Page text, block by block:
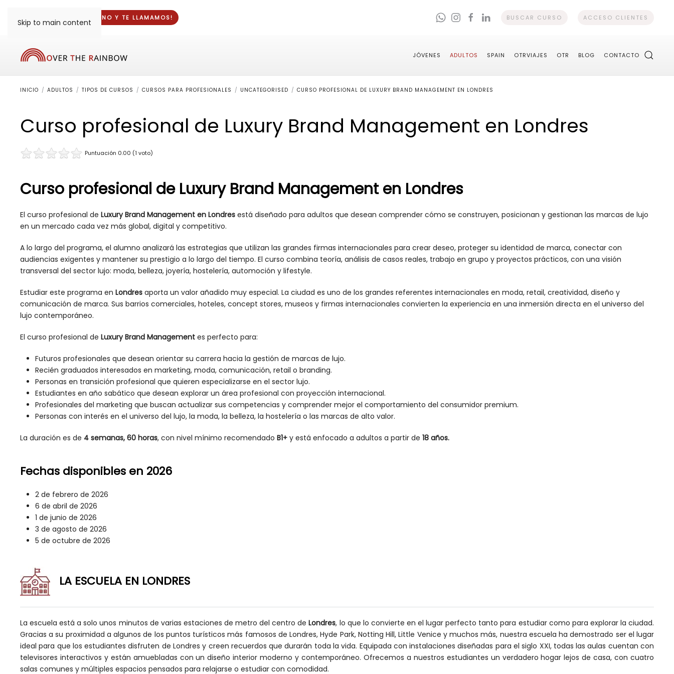
Skip to main content
¡DINOS TU TELÉFONO Y TE LLAMAMOS! BUSCAR CURSO ACCESO CLIENTES
JÓVENES ADULTOS SPAIN OTRVIAJES OTR BLOG CONTACTO
INICIO ADULTOS TIPOS DE CURSOS CURSOS PARA PROFESIONALES UNCATEGORISED CURSO PROFESIONAL DE LUXURY BRAND MANAGEMENT EN LONDRES
Curso profesional de Luxury Brand Management en Londres
Puntuación 0.00 (1 voto)
Curso profesional de Luxury Brand Management en Londres
El curso profesional de Luxury Brand Management en Londres está diseñado para adultos que desean comprender cómo se construyen, posicionan y gestionan las marcas de lujo
en un mercado cada vez más global, digital y competitivo.
A lo largo del programa, el alumno analizará las estrategias que utilizan las grandes firmas internacionales para crear deseo, proteger su identidad de marca, conectar con
audiencias exigentes y mantener su prestigio a lo largo del tiempo. El curso combina teoría, análisis de casos reales, trabajo en grupo y proyectos prácticos, con una visión
transversal del sector lujo: moda, belleza, joyería, hostelería, automoción y lifestyle.
Estudiar este programa en Londres aporta un valor añadido muy especial. La ciudad es uno de los grandes referentes internacionales en moda, retail, creatividad, diseño y
comunicación de marca. Sus barrios comerciales, hoteles, concept stores, museos y firmas internacionales convierten la experiencia en una inmersión directa en el universo del
lujo contemporáneo.
El curso profesional de Luxury Brand Management es perfecto para:
Futuros profesionales que desean orientar su carrera hacia la gestión de marcas de lujo.
Recién graduados interesados en marketing, moda, comunicación, retail o branding.
Personas en transición profesional que quieren especializarse en el sector lujo.
Estudiantes en año sabático que desean explorar un área profesional con proyección internacional.
Profesionales del marketing que buscan actualizar sus competencias y comprender mejor el comportamiento del consumidor premium.
Personas con interés en el universo del lujo, la moda, la belleza, la hostelería o las marcas de alto valor.
La duración es de 4 semanas, 60 horas, con nivel mínimo recomendado B1+ y está enfocado a adultos a partir de 18 años.
Fechas disponibles en 2026
2 de febrero de 2026
6 de abril de 2026
1 de junio de 2026
3 de agosto de 2026
5 de octubre de 2026
LA ESCUELA EN LONDRES
La escuela está a solo unos minutos de varias estaciones de metro del centro deLondres, lo que lo convierte en el lugar perfecto tanto para estudiar como para explorar la ciudad.
Gracias a su proximidad a algunos de los puntos turísticos más famosos de Londres, Hyde Park, Notting Hill, Little Venice y muchos más, nuestra escuela ha demostrado ser el lugar
ideal para que los estudiantes disfruten de Londres y creen recuerdos que durarán toda la vida. Equipada con instalaciones diseñadas para el siglo XXI, todas las aulas cuentan con
televisores interactivos y están amuebladas con un diseño interior moderno y contemporáneo. Ofrecemos a nuestros estudiantes un verdadero hogar lejos de casa, con cuatro
salas comunes y múltiples espacios pensados para relajarse o estudiar con comodidad.